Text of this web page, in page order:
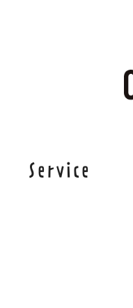
Service